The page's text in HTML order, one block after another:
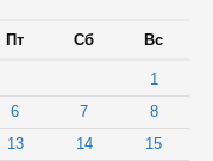
Пт Сб Вс
1
6 7
8
13 14
15